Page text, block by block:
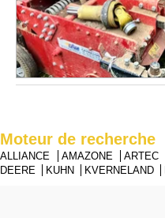
Moteur de recherche
ALLIANCE AMAZONE ARTEC
DEERE
KUHN KVERNELAND